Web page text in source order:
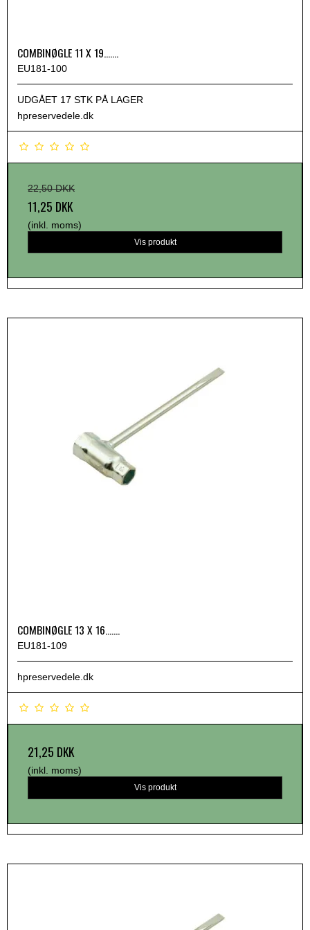
COMBINØGLE 11 X 19.......
EU181-100
UDGÅET 17 STK PÅ LAGER
hpreservedele.dk
22,50 DKK
11,25 DKK
(inkl. moms)
Vis produkt
COMBINØGLE 13 X 16.......
EU181-109
hpreservedele.dk
21,25 DKK
(inkl. moms)
Vis produkt